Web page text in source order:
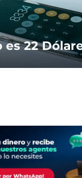
es 22